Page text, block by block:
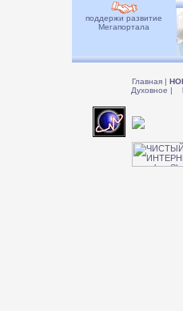
поддержи развитие
Мегапортала
Главная |
Духовное |